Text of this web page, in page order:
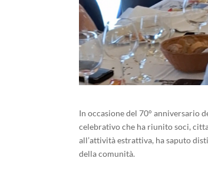
In occasione del 70° anniversario
celebrativo che ha riunito soci,
all’attività estrattiva, ha saputo
della comunità.